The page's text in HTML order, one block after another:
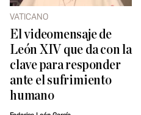
VATICANO
El videomensaje de
León XIV que da con la
clave para responder
ante el sufrimiento
humano